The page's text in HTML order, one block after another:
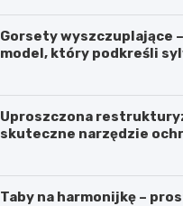
Gorsety wyszczuplające
model, który podkreśli
Uproszczona
skuteczne narzędzie
Taby na harmonijkę –